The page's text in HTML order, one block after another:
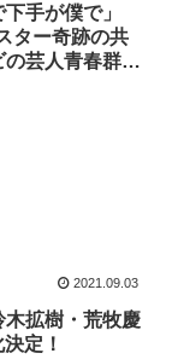
手が僕で」
ター奇跡の共
芸人青春群像
2021.09.03
木拡樹・荒牧慶
定！